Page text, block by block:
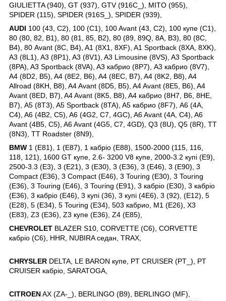
GIULIETTA (940), GT (937), GTV (916C_), MITO (955),
SPIDER (115), SPIDER (916S_), SPIDER (939),
AUDI 100 (43, C2), 100 (C1), 100 Avant (43, C2), 100 купе (C1),
80 (80, 82, B1), 80 (81, 85, B2), 80 (89, 89Q, 8A, B3), 80 (8C,
B4), 80 Avant (8C, B4), A1 (8X1, 8XF), A1 Sportback (8XA, 8XK),
A3 (8L1), A3 (8P1), A3 (8V1), A3 Limousine (8VS), A3 Sportback
(8PA), A3 Sportback (8VA), A3 кабрио (8P7), A3 кабрио (8V7),
A4 (8D2, B5), A4 (8E2, B6), A4 (8EC, B7), A4 (8K2, B8), A4
Allroad (8KH, B8), A4 Avant (8D5, B5), A4 Avant (8E5, B6), A4
Avant (8ED, B7), A4 Avant (8K5, B8), A4 кабрио (8H7, B6, 8HE,
B7), A5 (8T3), A5 Sportback (8TA), A5 кабрио (8F7), A6 (4A,
C4), A6 (4B2, C5), A6 (4G2, C7, 4GC), A6 Avant (4A, C4), A6
Avant (4B5, C5), A6 Avant (4G5, C7, 4GD), Q3 (8U), Q5 (8R), TT
(8N3), TT Roadster (8N9),
BMW 1 (E81), 1 (E87), 1 кабріо (E88), 1500-2000 (115, 116,
118, 121), 1600 GT купе, 2.6- 3200 V8 купе, 2000-3.2 купі (E9),
2500-3.3 (E3), 3 (E21), 3 (E30), 3 (E36), 3 (E46), 3 (E90), 3
Compact (E36), 3 Compact (E46), 3 Touring (E30), 3 Touring
(E36), 3 Touring (E46), 3 Touring (E91), 3 кабріо (E30), 3 кабріо
(E36), 3 кабріо (E46), 3 купі (36), 3 купі (4E6), 3 (92), (E12), 5
(E28), 5 (E34), 5 Touring (E34), 503 кабрио, M1 (E26), X3
(E83), Z3 (E36), Z3 купе (E36), Z4 (E85),
CHEVROLET BLAZER S10, CORVETTE (C6), CORVETTE
кабріо (C6), HHR, NUBIRA седан, TRAX,
CHRYSLER DELTA, LE BARON купе, PT CRUISER (PT_), PT
CRUISER кабріо, SARATOGA,
CITROENAX (ZA-_), BERLINGO (B9), BERLINGO (MF),